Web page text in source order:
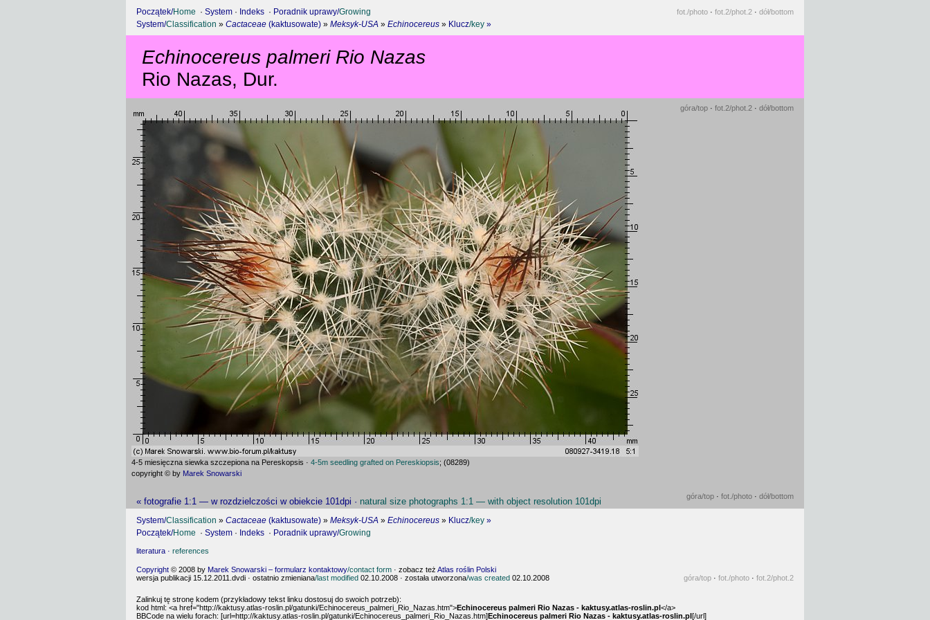
fot. /photo· fot.2/phot.2· dół/bottom
Początek/Home ·System · Indeks · Poradnik uprawy/Growing
System/Classification » Cactaceae (kaktusowate) » Meksyk-USA » Echinocereus » Klucz/key »
Echinocereus palmeri Rio Nazas
Rio Nazas, Dur.
góra/top· fot.2/phot.2· dół/bottom
4-5 miesięczna siewka szczepiona na Pereskopsis · 4-5m seedling grafted on Pereskiopsis; (08289)
copyright © by Marek Snowarski
góra/top· fot. /photo· dół/bottom
« fotografie 1:1 — w rozdzielczości w obiekcie 101dpi · natural size photographs 1:1 — with object resolution 101dpi
System/Classification » Cactaceae (kaktusowate) » Meksyk-USA » Echinocereus » Klucz/key »
Początek/Home ·System · Indeks · Poradnik uprawy/Growing
literatura ·references
Copyright © 2008 by Marek Snowarski – formularz kontaktowy/contact form · zobacz teżAtlas roślin Polski
góra/top· fot. /photo· fot.2/phot.2
wersja publikacji 15.12.2011.dvdi · ostatnio zmieniana/last modified 02.10.2008 · została utworzona/was created 02.10.2008
Zalinkuj tę stronę kodem (przykładowy tekst linku dostosuj do swoich potrzeb):
kod html: <a href="http://kaktusy.atlas-roslin.pl/gatunki/Echinocereus_palmeri_Rio_Nazas.htm">Echinocereus palmeri Rio Nazas - kaktusy.atlas-roslin.pl</a>
BBCode na wielu forach: [url=http://kaktusy.atlas-roslin.pl/gatunki/Echinocereus_palmeri_Rio_Nazas.htm] Echinocereus palmeri Rio Nazas - kaktusy.atlas-roslin.pl [/url]